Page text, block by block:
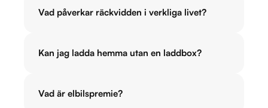
Vad påverkar räckvidden i verkliga livet?
Kan jag ladda hemma utan en laddbox?
Vad är elbilspremie?